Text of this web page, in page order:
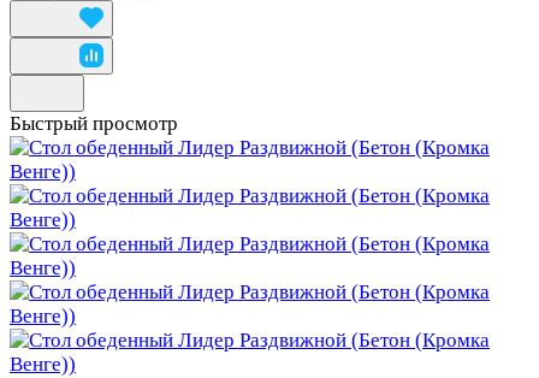
Быстрый просмотр